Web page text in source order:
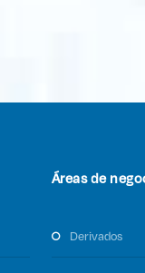
Áreas de
derivados